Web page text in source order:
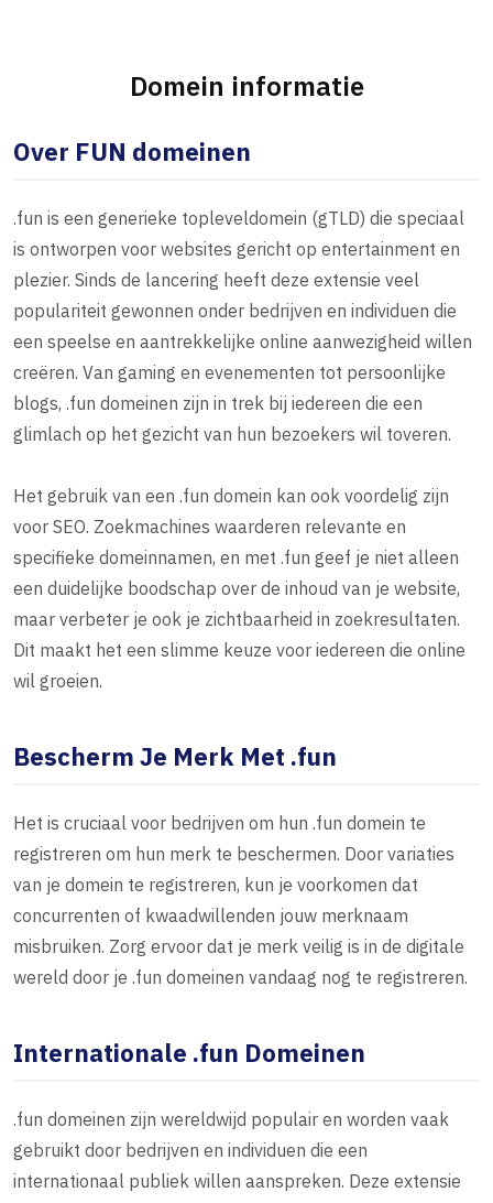
Domein informatie
Over FUN domeinen
.fun is een generieke topleveldomein (gTLD) die speciaal
is ontworpen voor websites gericht op entertainment en
plezier. Sinds de lancering heeft deze extensie veel
populariteit gewonnen onder bedrijven en individuen die
een speelse en aantrekkelijke online aanwezigheid willen
creëren. Van gaming en evenementen tot persoonlijke
blogs, .fun domeinen zijn in trek bij iedereen die een
glimlach op het gezicht van hun bezoekers wil toveren.
Het gebruik van een .fun domein kan ook voordelig zijn
voor SEO. Zoekmachines waarderen relevante en
specifieke domeinnamen, en met .fun geef je niet alleen
een duidelijke boodschap over de inhoud van je website,
maar verbeter je ook je zichtbaarheid in zoekresultaten.
Dit maakt het een slimme keuze voor iedereen die online
wil groeien.
Bescherm Je Merk Met .fun
Het is cruciaal voor bedrijven om hun .fun domein te
registreren om hun merk te beschermen. Door variaties
van je domein te registreren, kun je voorkomen dat
concurrenten of kwaadwillenden jouw merknaam
misbruiken. Zorg ervoor dat je merk veilig is in de digitale
wereld door je .fun domeinen vandaag nog te registreren.
Internationale .fun Domeinen
.fun domeinen zijn wereldwijd populair en worden vaak
gebruikt door bedrijven en individuen die een
internationaal publiek willen aanspreken. Deze extensie